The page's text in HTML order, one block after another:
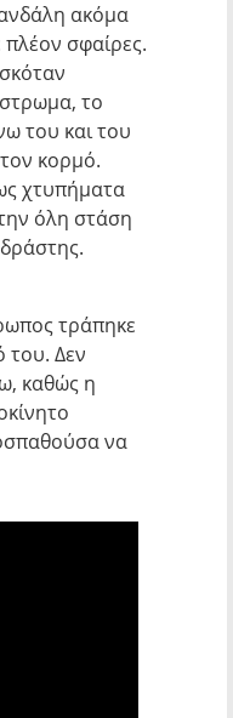
ακόμα
πλέον σφαίρες.
το
του και του
κορμό.
χτυπήματα
όλη στάση
τράπηκε
του. Δεν
καθώς η
να